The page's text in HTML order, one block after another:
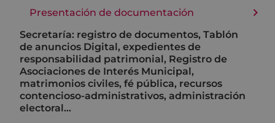
Presentación de documentación
Secretaría: registro de documentos, Tablón
de anuncios Digital, expedientes de
responsabilidad patrimonial, Registro de
Asociaciones de Interés Municipal,
matrimonios civiles, fé pública, recursos
contencioso-administrativos, administración
electoral…